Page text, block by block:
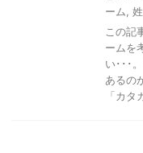
ーム
この記
ームを
い･･･
あるの
「カタ